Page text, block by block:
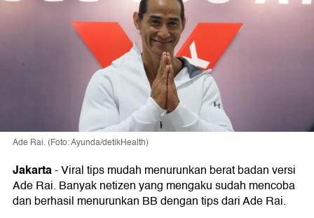
Ade Rai. (Foto: Ayunda/detikHealth)
Jakarta-Viral tips mudah menurunkan berat badan versi
Ade Rai. Banyak netizen yang mengaku sudah mencoba
dan berhasil menurunkan BB dengan tips dari Ade Rai.